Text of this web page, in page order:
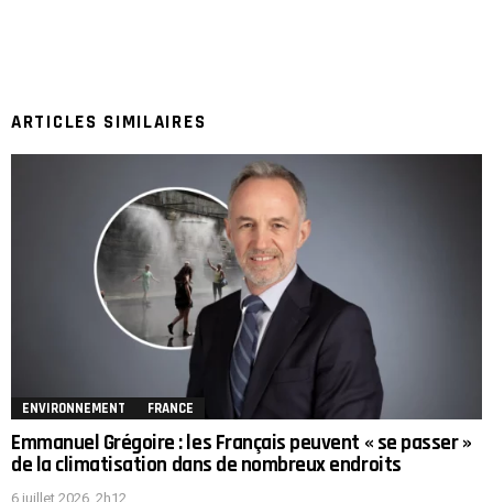
ARTICLES SIMILAIRES
ENVIRONNEMENT FRANCE
Emmanuel Grégoire : les Français peuvent « se passer »
de la climatisation dans de nombreux endroits
6 juillet 2026, 2h12